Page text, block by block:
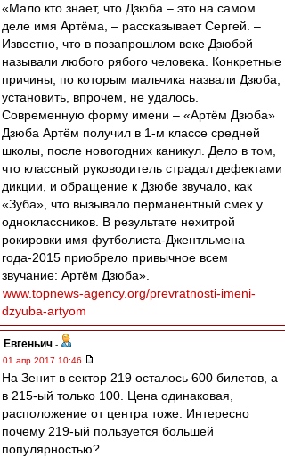
«Мало кто знает, что Дзюба – это на самом
деле имя Артёма, – рассказывает Сергей. –
Известно, что в позапрошлом веке Дзюбой
называли любого рябого человека. Конкретные
причины, по которым мальчика назвали Дзюба,
установить, впрочем, не удалось.
Современную форму имени – «Артём Дзюба»
Дзюба Артём получил в 1-м классе средней
школы, после новогодних каникул. Дело в том,
что классный руководитель страдал дефектами
дикции, и обращение к Дзюбе звучало, как
«Зуба», что вызывало перманентный смех у
одноклассников. В результате нехитрой
рокировки имя футболиста-Джентльмена
года-2015 приобрело привычное всем
звучание: Артём Дзюба».
www.topnews-agency.org/prevratnosti-imeni-
dzyuba-artyom
Евгеньич -
01 апр 2017 10:46
На Зенит в сектор 219 осталось 600 билетов, а
в 215-ый только 100. Цена одинаковая,
расположение от центра тоже. Интересно
почему 219-ый пользуется большей
популярностью?